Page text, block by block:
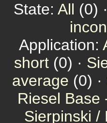
State: All (0) ·
Application:
short (0) ·
average (0) ·
Riesel Base
Sierpinski /